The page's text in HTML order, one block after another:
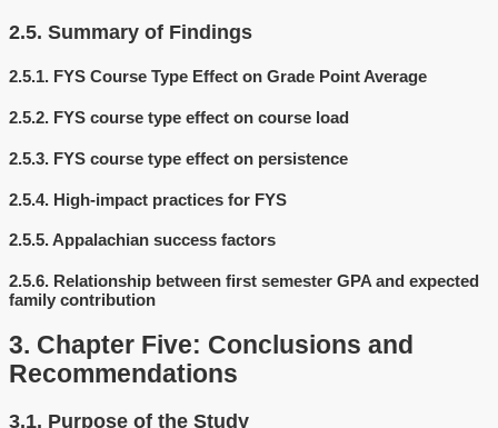
2.5. Summary of Findings
2.5.1. FYS Course Type Effect on Grade Point Average
2.5.2. FYS course type effect on course load
2.5.3. FYS course type effect on persistence
2.5.4. High-impact practices for FYS
2.5.5.Appalachian success factors
2.5.6. Relationship between first semester GPA and expected
family contribution
3. Chapter Five: Conclusions and
Recommendations
3.1. Purpose of the Study